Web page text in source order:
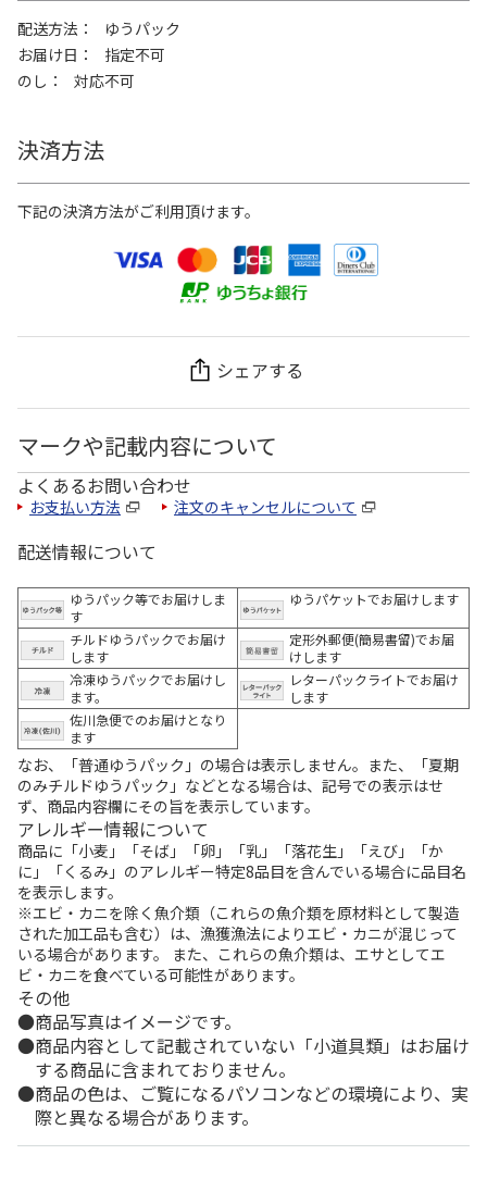
配送方法
ゆうパック
お届け日
指定不可
のし
対応不可
決済方法
下記の決済方法がご利用頂けます。
シェアする
マークや記載内容について
よくあるお問い合わせ
お支払い方法 注文のキャンセルについて
配送情報について
ゆうパック等でお届けしま
す
ゆうパケットでお届けします
チルドゆうパックでお届け
します
定形外郵便(簡易書留)でお届
けします
冷凍ゆうパックでお届けし
ます。
レターパックライトでお届け
します
佐川急便でのお届けとなり
ます
なお、「普通ゆうパック」の場合は表示しません。また、「夏期
のみチルドゆうパック」などとなる場合は、記号での表示はせ
ず、商品内容欄にその旨を表示しています。
アレルギー情報について
商品に「小麦」「そば」「卵」「乳」「落花生」「えび」「か
に」「くるみ」のアレルギー特定8品目を含んでいる場合に品目名
を表示します。
※エビ・カニを除く魚介類（これらの魚介類を原材料として製造
された加工品も含む）は、漁獲漁法によりエビ・カニが混じって
いる場合があります。 また、これらの魚介類は、エサとしてエ
ビ・カニを食べている可能性があります。
その他
商品写真はイメージです。
商品内容として記載されていない「小道具類」はお届け
する商品に含まれておりません。
商品の色は、ご覧になるパソコンなどの環境により、実
際と異なる場合があります。